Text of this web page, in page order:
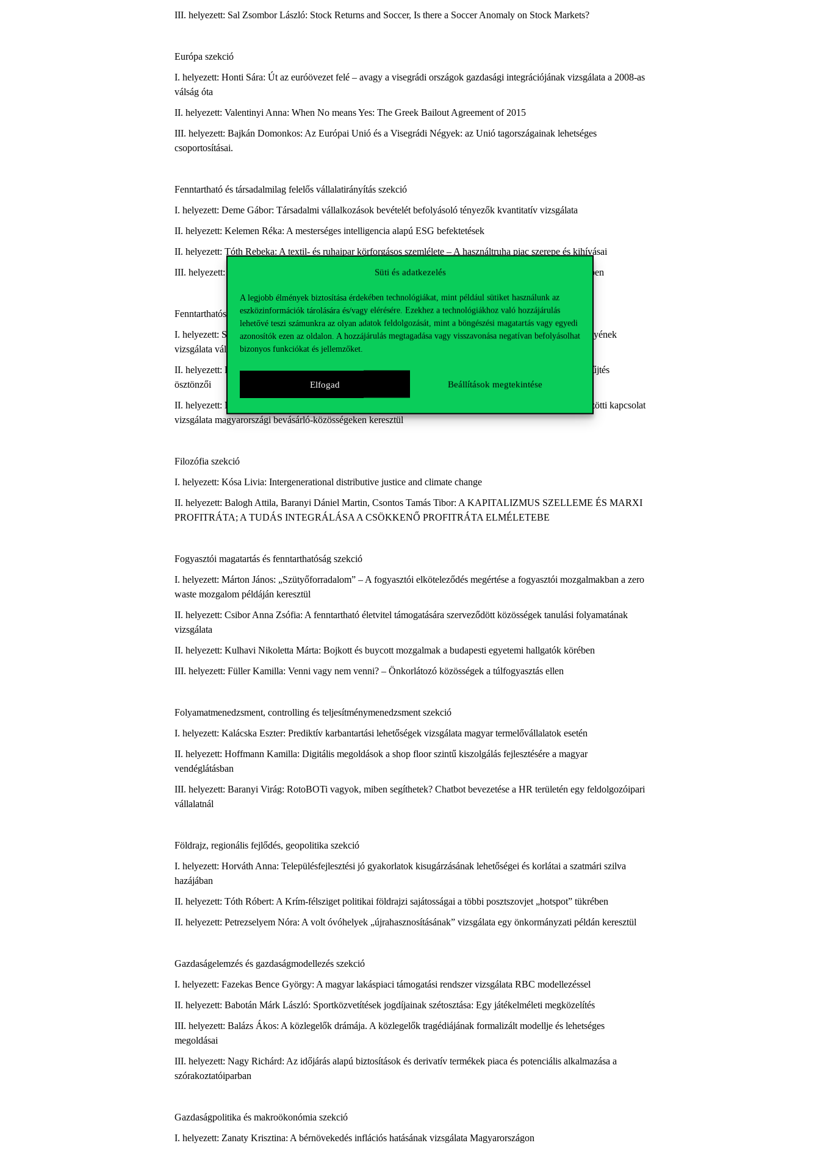
Süti és adatkezelés
A legjobb élmények biztosítása érdekében technológiákat, mint például sütiket használunk az
eszközinformációk tárolására és/vagy elérésére. Ezekhez a technológiákhoz való hozzájárulás
lehetővé teszi számunkra az olyan adatok feldolgozását, mint a böngészési magatartás vagy egyedi
azonosítók ezen az oldalon. A hozzájárulás megtagadása vagy visszavonása negatívan befolyásolhat
bizonyos funkciókat és jellemzőket.
Elfogad Beállítások megtekintése
III. helyezett: Sal Zsombor László: Stock Returns and Soccer, Is there a Soccer Anomaly on Stock Markets?
Európa szekció
I. helyezett: Honti Sára: Út az euróövezet felé – avagy a visegrádi országok gazdasági integrációjának vizsgálata a 2008-as
válság óta
II. helyezett: Valentinyi Anna: When No means Yes: The Greek Bailout Agreement of 2015
III. helyezett: Bajkán Domonkos: Az Európai Unió és a Visegrádi Négyek: az Unió tagországainak lehetséges
csoportosításai.
Fenntartható és társadalmilag felelős vállalatirányítás szekció
I. helyezett: Deme Gábor: Társadalmi vállalkozások bevételét befolyásoló tényezők kvantitatív vizsgálata
II. helyezett: Kelemen Réka: A mesterséges intelligencia alapú ESG befektetések
II. helyezett: Tóth Rebeka: A textil- és ruhaipar körforgásos szemlélete – A használtruha piac szerepe és kihívásai
III. helyezett: Laufer Zoltán, Matos Bence: Zöldebb utakon? – Olajvállalatok stratégiái a klímaváltozás tükrében
Fenntarthatósági politikák, zöld pénzügyek szekció
I. helyezett: Szepesi Nóra Judit: Válságálló-e a fenntartható befektetés? – ESG-részvényportfóliók teljesítményének
vizsgálata válság és nem-válság időszakokban
II. helyezett: Hartvig Áron Dénes, Kelemen Adél: Zöld faktorok vizsgálata: A lakossági szelektív hulladékgyűjtés
ösztönzői
II. helyezett: Michels Ambrus Menyhért: Van ilyenkor helye a bizalomnak? Avagy a fogyasztó és termelő közötti kapcsolat
vizsgálata magyarországi bevásárló-közösségeken keresztül
Filozófia szekció
I. helyezett: Kósa Livia: Intergenerational distributive justice and climate change
II. helyezett: Balogh Attila, Baranyi Dániel Martin, Csontos Tamás Tibor: A KAPITALIZMUS SZELLEME ÉS MARXI
PROFITRÁTA; A TUDÁS INTEGRÁLÁSA A CSÖKKENŐ PROFITRÁTA ELMÉLETEBE
Fogyasztói magatartás és fenntarthatóság szekció
I. helyezett: Márton János: „Szütyőforradalom” – A fogyasztói elköteleződés megértése a fogyasztói mozgalmakban a zero
waste mozgalom példáján keresztül
II. helyezett: Csibor Anna Zsófia: A fenntartható életvitel támogatására szerveződött közösségek tanulási folyamatának
vizsgálata
II. helyezett: Kulhavi Nikoletta Márta: Bojkott és buycott mozgalmak a budapesti egyetemi hallgatók körében
III. helyezett: Füller Kamilla: Venni vagy nem venni? – Önkorlátozó közösségek a túlfogyasztás ellen
Folyamatmenedzsment, controlling és teljesítménymenedzsment szekció
I. helyezett: Kalácska Eszter: Prediktív karbantartási lehetőségek vizsgálata magyar termelővállalatok esetén
II. helyezett: Hoffmann Kamilla: Digitális megoldások a shop floor szintű kiszolgálás fejlesztésére a magyar
vendéglátásban
III. helyezett: Baranyi Virág: RotoBOTi vagyok, miben segíthetek? Chatbot bevezetése a HR területén egy feldolgozóipari
vállalatnál
Földrajz, regionális fejlődés, geopolitika szekció
I. helyezett: Horváth Anna: Településfejlesztési jó gyakorlatok kisugárzásának lehetőségei és korlátai a szatmári szilva
hazájában
II. helyezett: Tóth Róbert: A Krím-félsziget politikai földrajzi sajátosságai a többi posztszovjet „hotspot” tükrében
II. helyezett: Petrezselyem Nóra: A volt óvóhelyek „újrahasznosításának” vizsgálata egy önkormányzati példán keresztül
Gazdaságelemzés és gazdaságmodellezés szekció
I. helyezett: Fazekas Bence György: A magyar lakáspiaci támogatási rendszer vizsgálata RBC modellezéssel
II. helyezett: Babotán Márk László: Sportközvetítések jogdíjainak szétosztása: Egy játékelméleti megközelítés
III. helyezett: Balázs Ákos: A közlegelők drámája. A közlegelők tragédiájának formalizált modellje és lehetséges
megoldásai
III. helyezett: Nagy Richárd: Az időjárás alapú biztosítások és derivatív termékek piaca és potenciális alkalmazása a
szórakoztatóiparban
Gazdaságpolitika és makroökonómia szekció
I. helyezett: Zanaty Krisztina: A bérnövekedés inflációs hatásának vizsgálata Magyarországon